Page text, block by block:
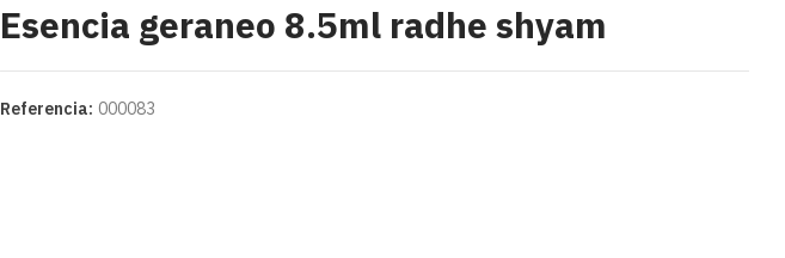
Esencia geraneo 8.5ml radhe shyam
Referencia: 000083